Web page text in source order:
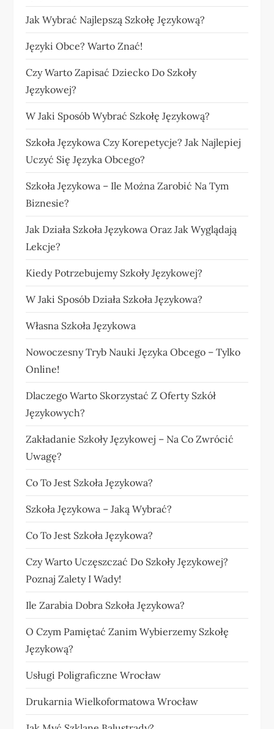
Jak Wybrać Najlepszą Szkołę Językową?
Języki Obce? Warto Znać!
Czy Warto Zapisać Dziecko Do Szkoły
Językowej?
W Jaki Sposób Wybrać Szkołę Językową?
Szkoła Językowa Czy Korepetycje? Jak Najlepiej
Uczyć Się Języka Obcego?
Szkoła Językowa – Ile Można Zarobić Na Tym
Biznesie?
Jak Działa Szkoła Językowa Oraz Jak Wyglądają
Lekcje?
Kiedy Potrzebujemy Szkoły Językowej?
W Jaki Sposób Działa Szkoła Językowa?
Własna Szkoła Językowa
Nowoczesny Tryb Nauki Języka Obcego – Tylko
Online!
Dlaczego Warto Skorzystać Z Oferty Szkół
Językowych?
Zakładanie Szkoły Językowej – Na Co Zwrócić
Uwagę?
Co To Jest Szkoła Językowa?
Szkoła Językowa – Jaką Wybrać?
Co To Jest Szkoła Językowa?
Czy Warto Uczęszczać Do Szkoły Językowej?
Poznaj Zalety I Wady!
Ile Zarabia Dobra Szkoła Językowa?
O Czym Pamiętać Zanim Wybierzemy Szkołę
Językową?
Usługi Poligraficzne Wrocław
Drukarnia Wielkoformatowa Wrocław